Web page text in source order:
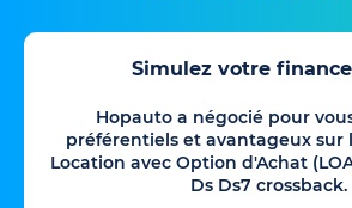
Simulez votre
Hopauto a négocié pour
préférentiels et avantageux sur
Location avec Option d'Achat
Ds Ds7 crossback.